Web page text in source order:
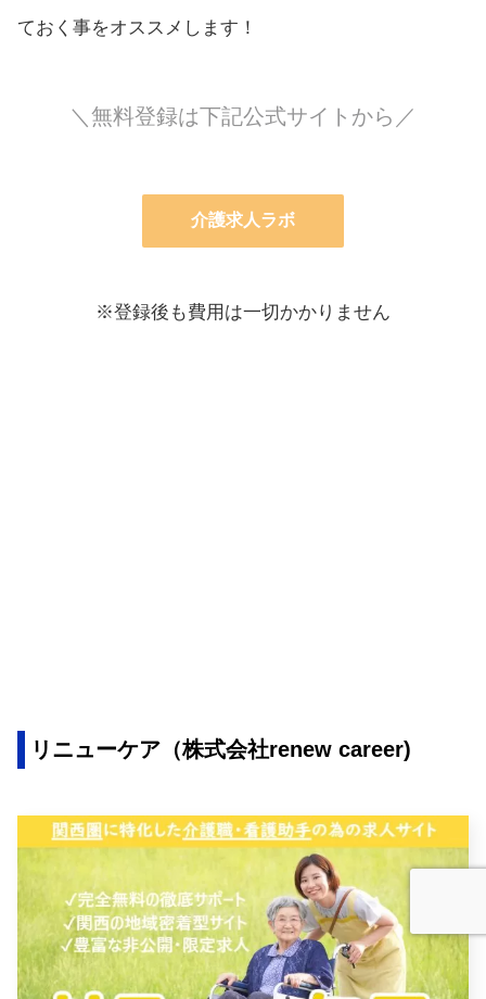
ておく事をオススメします！
＼無料登録は下記公式サイトから／
介護求人ラボ
※登録後も費用は一切かかりません
リニューケア（株式会社renew career)